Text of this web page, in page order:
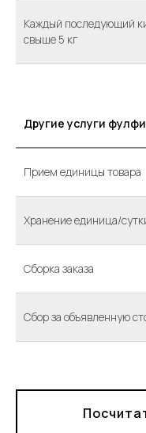
Каждый последующий
свыше 5 кг
Другие услуги
Прием единицы товара
Хранение единица/
Сборка заказа
Сбор за объявленную